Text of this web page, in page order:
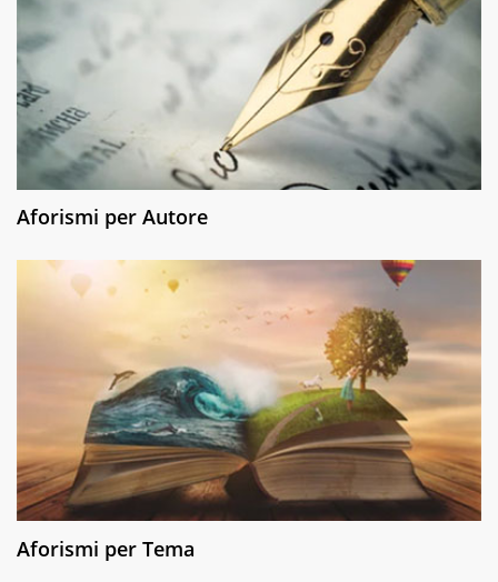
Aforismi per Autore
Aforismi per Tema